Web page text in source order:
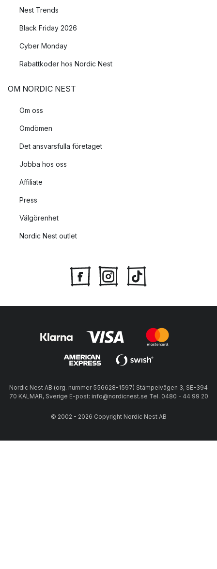
populära varumärken så har vi många andra att välja mellan för
att du ska kunna hitta en lampa som passar just din stil och ditt
Nest Trends
Black Friday 2026
Cyber Monday
Rabattkoder hos Nordic Nest
OM NORDIC NEST
Om oss
Omdömen
Det ansvarsfulla företaget
Jobba hos oss
Affiliate
Press
Välgörenhet
Nordic Nest outlet
Nordic Nest AB (org. nummer 556628-1597) Stämpelvägen 3, SE-394
70 KALMAR, Sverige E-post: info@nordicnest.se Tel. 0480 - 44 99 20
© 2002 - 2026 Copyright Nordic Nest AB